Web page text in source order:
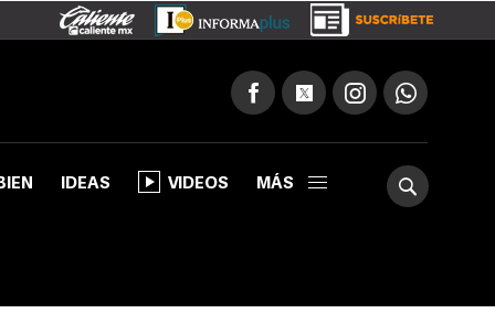
IDEAS VIDEOS MÁS